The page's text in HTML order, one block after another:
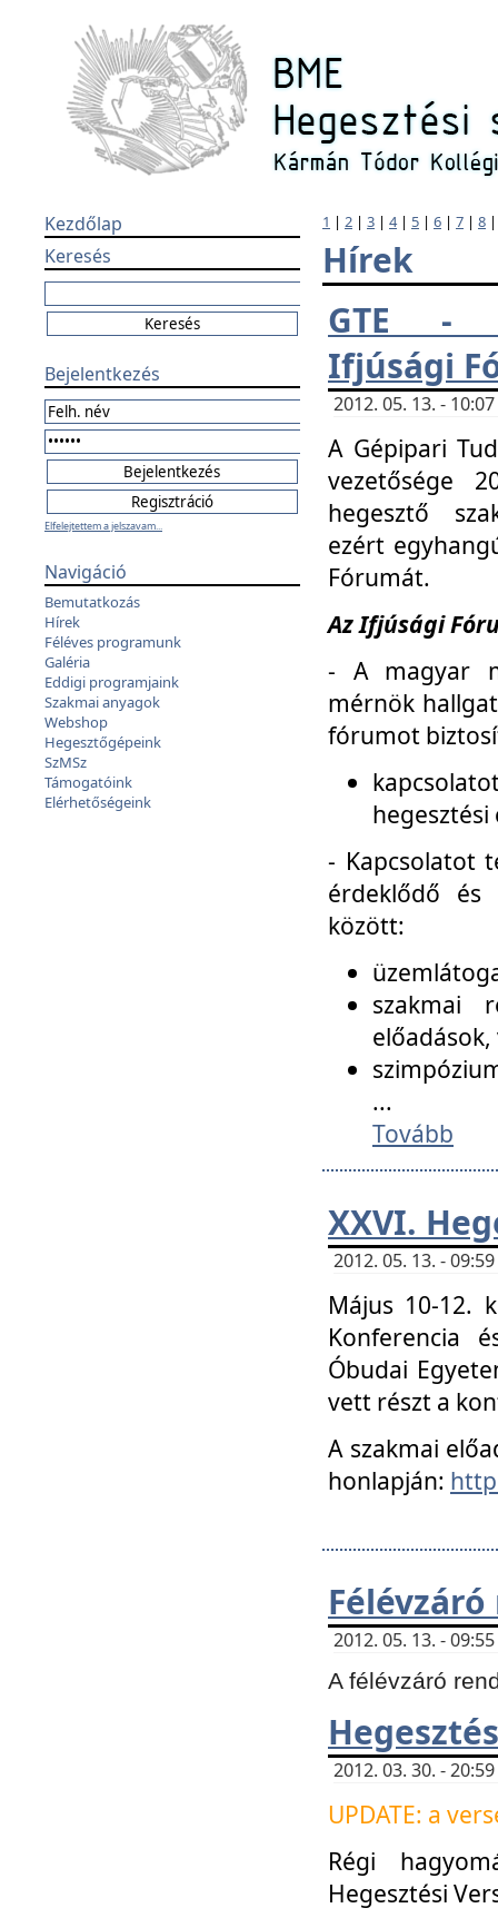
Kezdőlap
Keresés
Bejelentkezés
Elfelejtettem a jelszavam...
Navigáció
Bemutatkozás
Hírek
Féléves programunk
Galéria
Eddigi programjaink
Szakmai anyagok
Webshop
Hegesztőgépeink
SzMSz
Támogatóink
Elérhetőségeink
1 | 2 | 3 | 4| 5 | 6 | 7 | 8
Hírek
GTE -
Ifjúsági
2012. 05. 13. -
A Gépipari
vezetősége
hegesztő
ezért
Fórumát.
Az Ifjúsági
- A magyar
mérnök
fórumot
- Kapcsolatot
érdeklődő és
között:
szakmai
...
Tovább
XXVI.
2012. 05. 13. -
Május 10-12.
Konferencia
Óbudai
vett részt a
A szakmai
honlapján:
2012. 05. 13. -
A félévzáró
2012. 03. 30. -
UPDATE: a
Régi
Hegesztési